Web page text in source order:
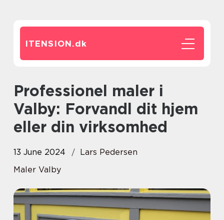
ITENSION.dk
Professionel maler i
Valby: Forvandl dit hjem
eller din virksomhed
13 June 2024
Lars Pedersen
Maler Valby